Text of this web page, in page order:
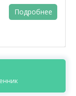
Подробнее